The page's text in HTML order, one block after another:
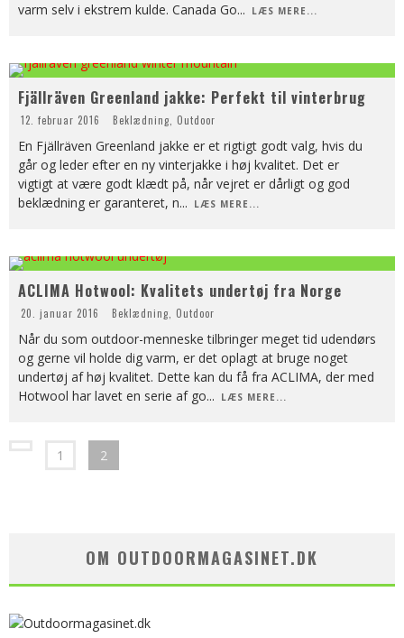
varm selv i ekstrem kulde. Canada Go... LÆS MERE...
Fjällräven Greenland jakke: Perfekt til vinterbrug
12. februar 2016 Beklædning Outdoor
En Fjällräven Greenland jakke er et rigtigt godt valg, hvis du
går og leder efter en ny vinterjakke i høj kvalitet. Det er
vigtigt at være godt klædt på, når vejret er dårligt og god
beklædning er garanteret, n... LÆS MERE...
ACLIMA Hotwool: Kvalitets undertøj fra Norge
20. januar 2016 Beklædning Outdoor
Når du som outdoor-menneske tilbringer meget tid udendørs
og gerne vil holde dig varm, er det oplagt at bruge noget
undertøj af høj kvalitet. Dette kan du få fra ACLIMA, der med
Hotwool har lavet en serie af go... LÆS MERE...
1 2
OM OUTDOORMAGASINET.DK